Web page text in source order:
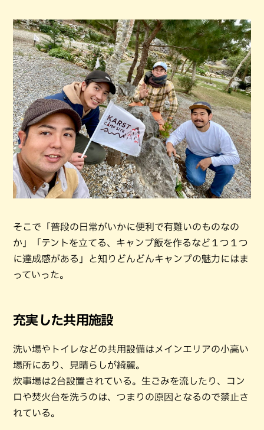
そこで「普段の日常がいかに便利で有難いのものなの
か」「テントを立てる、キャンプ飯を作るなど１つ１つ
に達成感がある」と知りどんどんキャンプの魅力にはま
っていった。
充実した共用施設
洗い場やトイレなどの共用設備はメインエリアの小高い
場所にあり、見晴らしが綺麗。
炊事場は2台設置されている。生ごみを流したり、コン
ロや焚火台を洗うのは、つまりの原因となるので禁止さ
れている。